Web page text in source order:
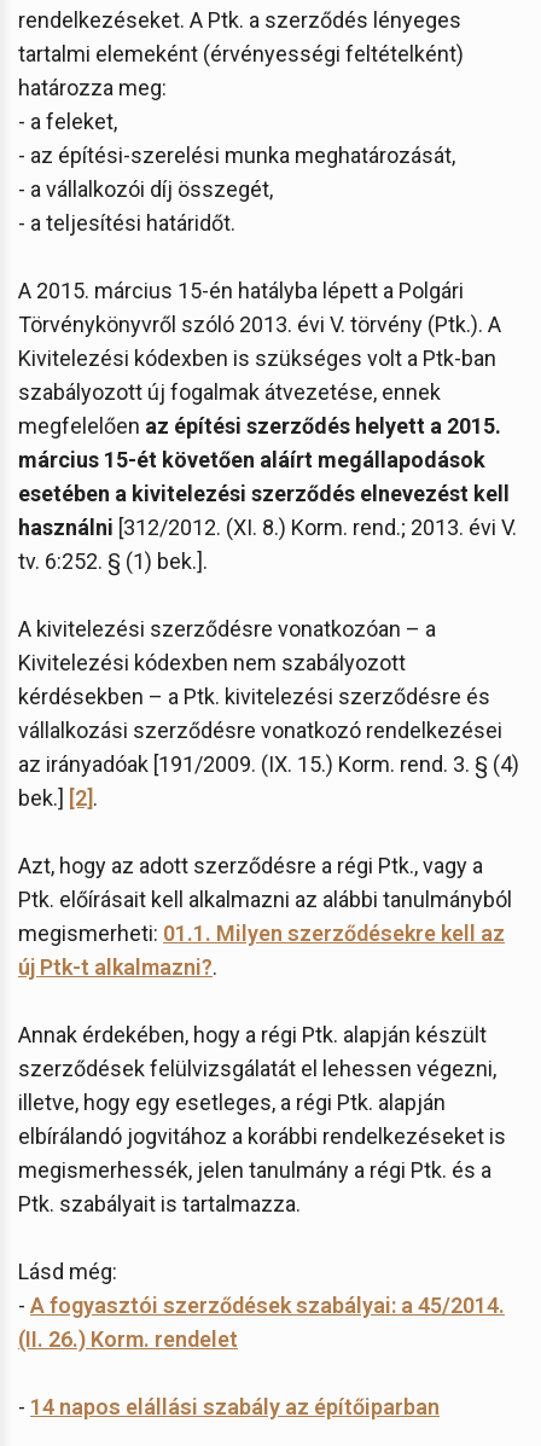
rendelkezéseket. A Ptk. a szerződés lényeges
tartalmi elemeként (érvényességi feltételként)
határozza meg:
- a feleket,
- az építési-szerelési munka meghatározását,
- a vállalkozói díj összegét,
- a teljesítési határidőt.
A 2015. március 15-én hatályba lépett a Polgári
Törvénykönyvről szóló 2013. évi V. törvény (Ptk.). A
Kivitelezési kódexben is szükséges volt a Ptk-ban
szabályozott új fogalmak átvezetése, ennek
megfelelően az építési szerződés helyett a 2015.
március 15-ét követően aláírt megállapodások
esetében a kivitelezési szerződés elnevezést kell
használni [312/2012. (XI. 8.) Korm. rend.; 2013. évi V.
tv. 6:252. § (1) bek.].
A kivitelezési szerződésre vonatkozóan – a
Kivitelezési kódexben nem szabályozott
kérdésekben – a Ptk. kivitelezési szerződésre és
vállalkozási szerződésre vonatkozó rendelkezései
az irányadóak [191/2009. (IX. 15.) Korm. rend. 3. § (4)
bek.] [2].
Azt, hogy az adott szerződésre a régi Ptk., vagy a
Ptk. előírásait kell alkalmazni az alábbi tanulmányból
megismerheti: 01.1. Milyen szerződésekre kell az
új Ptk-t alkalmazni?.
Annak érdekében, hogy a régi Ptk. alapján készült
szerződések felülvizsgálatát el lehessen végezni,
illetve, hogy egy esetleges, a régi Ptk. alapján
elbírálandó jogvitához a korábbi rendelkezéseket is
megismerhessék, jelen tanulmány a régi Ptk. és a
Ptk. szabályait is tartalmazza.
Lásd még:
- A fogyasztói szerződések szabályai: a 45/2014.
(II. 26.) Korm. rendelet
- 14 napos elállási szabály az építőiparban